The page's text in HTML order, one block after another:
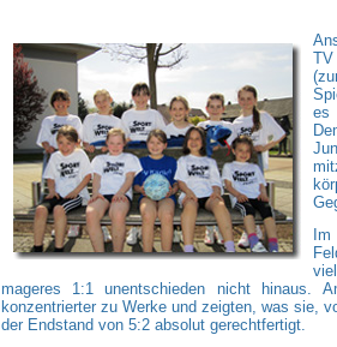
TV
mageres 1:1 unentschieden nicht hinaus.
konzentrierter zu Werke und zeigten, was sie,
der Endstand von 5:2 absolut gerechtfertigt.